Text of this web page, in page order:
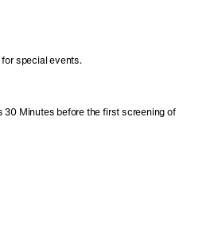
special events.
30 Minutes before the first screening of